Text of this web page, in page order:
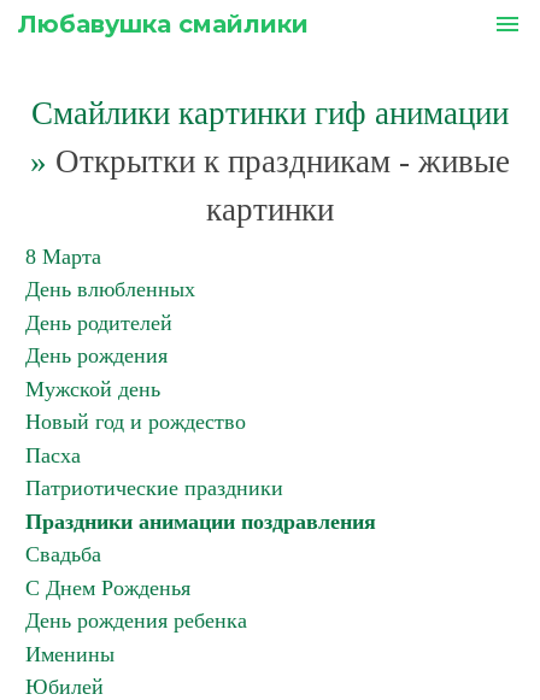
Любавушка смайлики menu
Смайлики картинки гиф анимации
» Открытки к праздникам - живые
картинки
8 Марта
День влюбленных
День родителей
День рождения
Мужской день
Новый год и рождество
Пасха
Патриотические праздники
Праздники анимации поздравления
Свадьба
С Днем Рожденья
День рождения ребенка
Именины
Юбилей